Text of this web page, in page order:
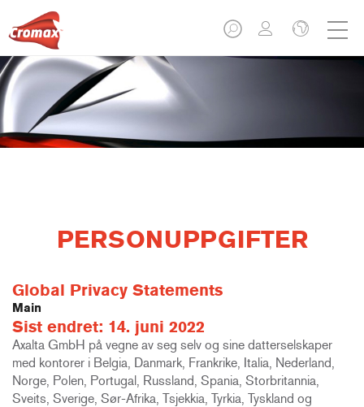
PERSONUPPGIFTER
Global Privacy Statements
Main
Sist endret: 14. juni 2022
Axalta GmbH på vegne av seg selv og sine datterselskaper
med kontorer i Belgia, Danmark, Frankrike, Italia, Nederland,
Norge, Polen, Portugal, Russland, Spania, Storbritannia,
Sveits, Sverige, Sør-Afrika, Tsjekkia, Tyrkia, Tyskland og